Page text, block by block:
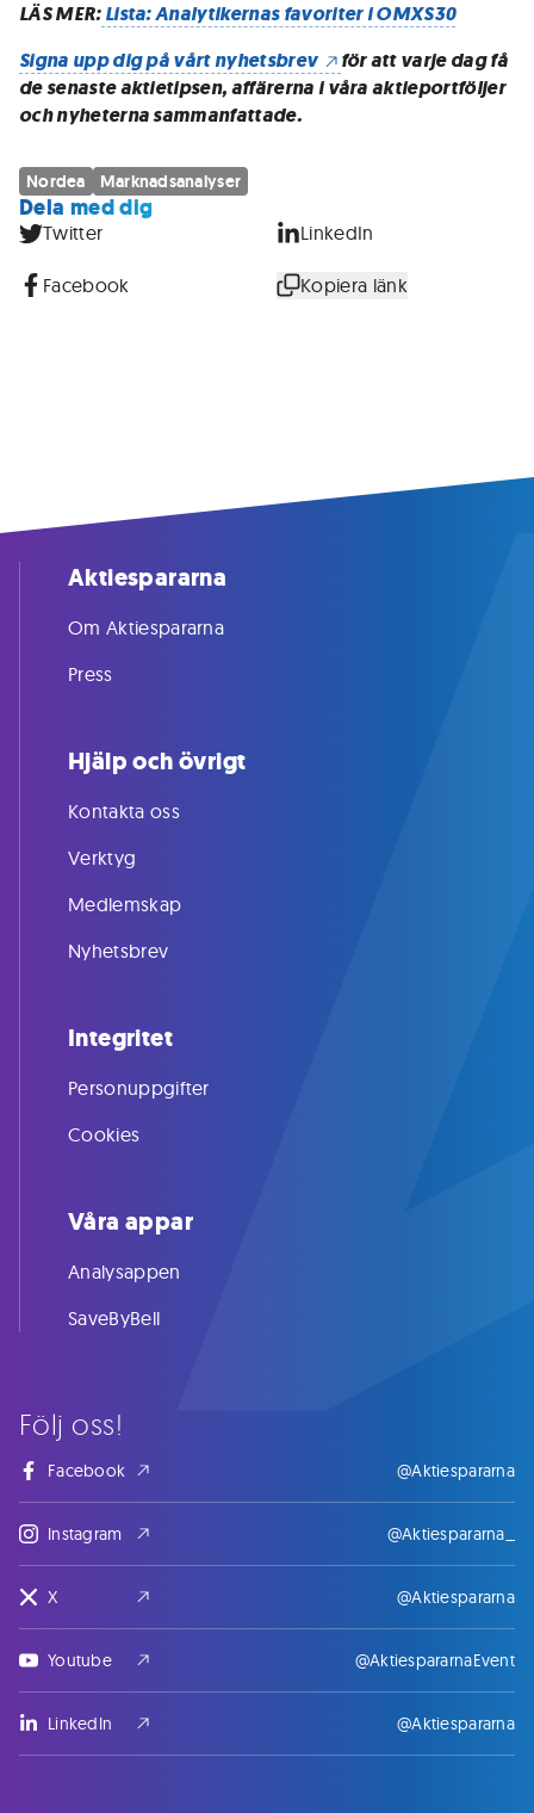
LÄS MER:Lista: Analytikernas favoriter i OMXS30
Signa upp dig på vårt nyhetsbrev
för att varje dag få
de senaste aktietipsen, affärerna i våra aktieportföljer
och nyheterna sammanfattade.
Nordea Marknadsanalyser
Dela med dig
Twitter LinkedIn
Facebook Kopiera länk
Följ oss!
Facebook @Aktiespararna
Instagram @Aktiespararna_
X @Aktiespararna
Youtube @AktiespararnaEvent
LinkedIn @Aktiespararna
Aktiespararna
Om Aktiespararna
Press
Hjälp och övrigt
Kontakta oss
Verktyg
Medlemskap
Nyhetsbrev
Integritet
Personuppgifter
Cookies
Våra appar
Analysappen
SaveByBell